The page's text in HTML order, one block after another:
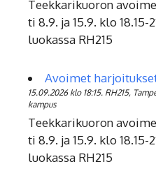
Teekkarikuoron
ti 8.9. ja 15.9. klo 18.15-
luokassa RH215
Avoimet
15.09.2026 klo 18:15. RH215,
kampus
Teekkarikuoron
ti 8.9. ja 15.9. klo 18.15-
luokassa RH215